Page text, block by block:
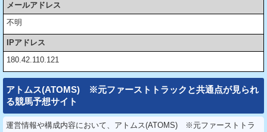
メールアドレス
不明
IPアドレス
180.42.110.121
アトムス(ATOMS) ※元ファーストトラックと共通点が見られ
る競馬予想サイト
運営情報や構成内容において、アトムス(ATOMS) ※元ファーストトラ